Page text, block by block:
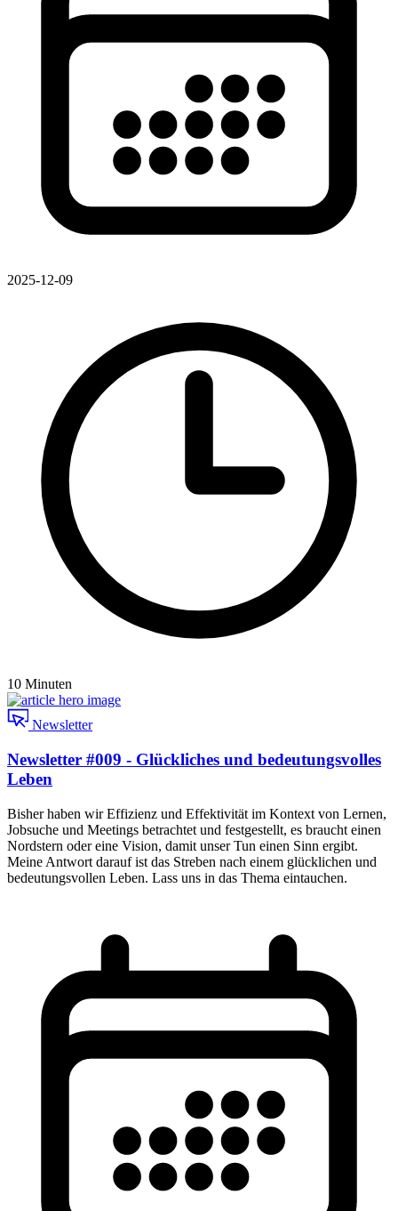
2025-12-09
10 Minuten
Newsletter
Newsletter #009 - Glückliches und bedeutungsvolles
Leben
Bisher haben wir Effizienz und Effektivität im Kontext von Lernen,
Jobsuche und Meetings betrachtet und festgestellt, es braucht einen
Nordstern oder eine Vision, damit unser Tun einen Sinn ergibt.
Meine Antwort darauf ist das Streben nach einem glücklichen und
bedeutungsvollen Leben. Lass uns in das Thema eintauchen.